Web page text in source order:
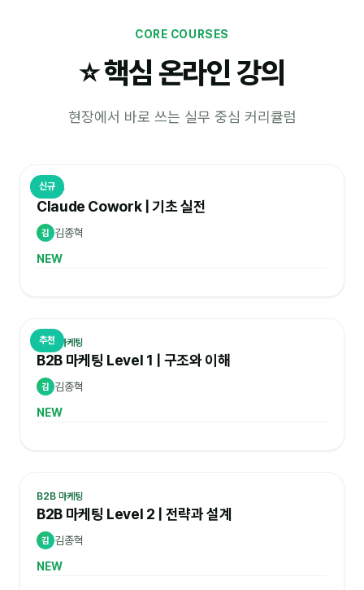
CORE COURSES
⭐ 핵심 온라인 강의
현장에서 바로 쓰는 실무 중심 커리큘럼
신규
AI 실무
Claude Cowork | 기초 실전
김
김종혁
NEW
추천
B2B 마케팅
B2B 마케팅 Level 1 | 구조와 이해
김
김종혁
NEW
B2B 마케팅
B2B 마케팅 Level 2 | 전략과 설계
김
김종혁
NEW